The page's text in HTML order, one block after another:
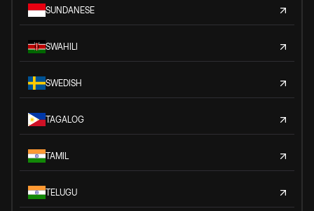
SUNDANESE
SWAHILI
SWEDISH
TAGALOG
TAMIL
TELUGU